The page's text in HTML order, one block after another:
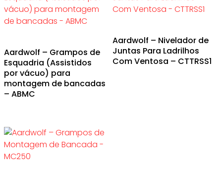
Aardwolf – Grampos de
Esquadria (Assistidos
por vácuo) para
montagem de bancadas
– ABMC
Aardwolf – Nivelador de
Juntas Para Ladrilhos
Com Ventosa – CTTRSS1